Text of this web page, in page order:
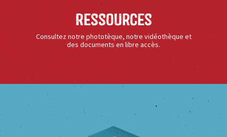
Ressources
Consultez notre phototèque, notre vidéothèque et
des documents en libre accès.